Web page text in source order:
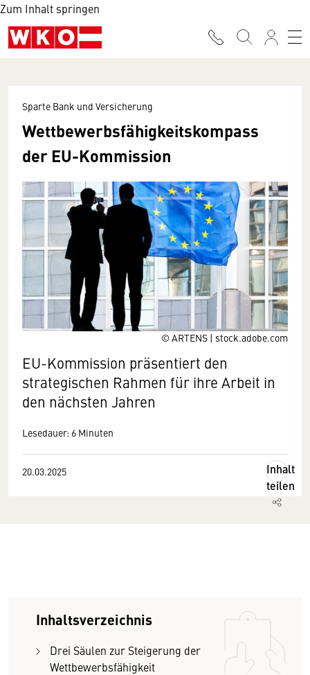
Zum Inhalt springen
© ARTENS | stock.adobe.com
Sparte Bank und Versicherung
Wettbewerbsfähigkeitskompass
der EU-Kommission
EU-Kommission präsentiert den
strategischen Rahmen für ihre Arbeit in
den nächsten Jahren
Lesedauer: 6 Minuten
20.03.2025
Inhalt
teilen
Inhaltsverzeichnis
Drei Säulen zur Steigerung der
Wettbewerbsfähigkeit